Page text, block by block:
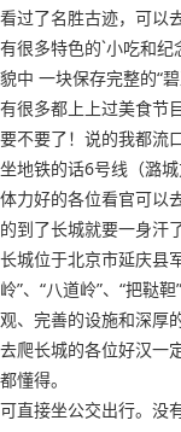
看过了名胜古迹，可以
有很多特色的`小吃和
貌中 一块保存完整的“
有很多都上上过美食节
要不要了！说的我都流
坐地铁的话6号线（潞
体力好的各位看官可以
的到了长城就要一身汗
长城位于北京市延庆县
岭”、“八道岭”、“把鞑
观、完善的设施和深厚
去爬长城的各位好汉一
都懂得。
可直接坐公交出行。没